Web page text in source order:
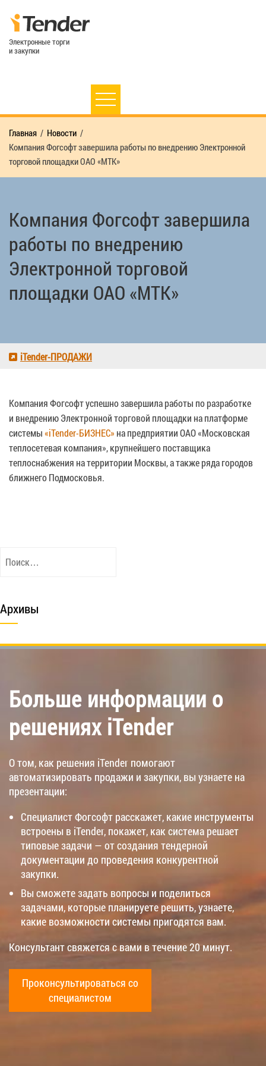
Электронные торги
и закупки
Главная
Новости
Компания Фогсофт завершила работы по внедрению Электронной
торговой площадки ОАО «МТК»
Компания Фогсофт завершила
работы по внедрению
Электронной торговой
площадки ОАО «МТК»
iTender-ПРОДАЖИ
Компания Фогсофт успешно завершила работы по разработке
и внедрению Электронной торговой площадки на платформе
системы«iTender-БИЗНЕС» на предприятии ОАО «Московская
теплосетевая компания», крупнейшего поставщика
теплоснабжения на территории Москвы, а также ряда городов
ближнего Подмосковья.
Архивы
Больше информации о
решениях iTender
О том, как решения iTender помогают
автоматизировать продажи и закупки, вы узнаете на
презентации:
Специалист Фогсофт расскажет, какие инструменты
встроены в iTender, покажет, как система решает
типовые задачи — от создания тендерной
документации до проведения конкурентной
закупки.
Вы сможете задать вопросы и поделиться
задачами, которые планируете решить, узнаете,
какие возможности системы пригодятся вам.
Консультант свяжется с вами в течение 20 минут.
Проконсультироваться со
специалистом